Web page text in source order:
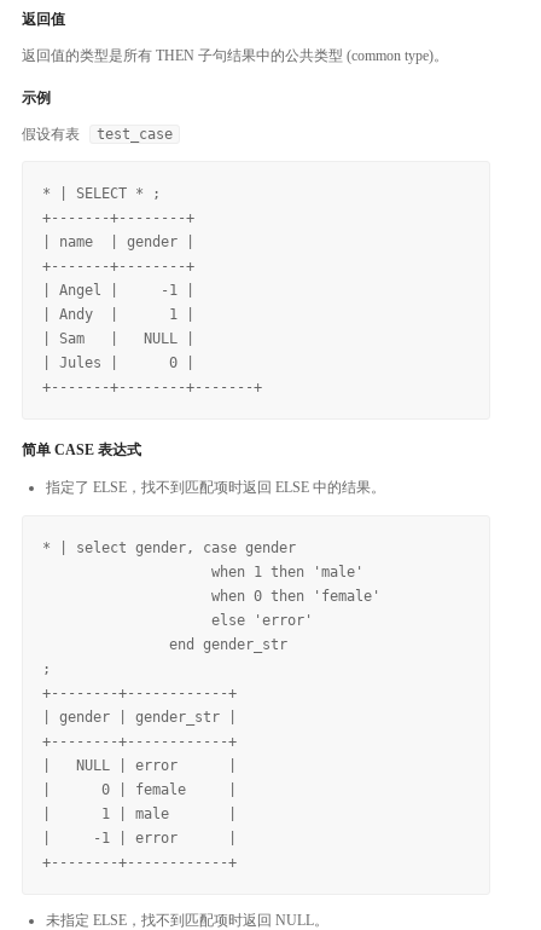
返回值
返回值的类型是所有 THEN 子句结果中的公共类型 (common type)。
示例
假设有表 test_case
* | SELECT * ;
+-------+--------+
| name  | gender |
+-------+--------+
| Angel |     -1 |
| Andy  |      1 |
| Sam   |   NULL |
| Jules |      0 |
简单 CASE 表达式
指定了 ELSE，找不到匹配项时返回 ELSE 中的结果。
* | select gender, case gender
                    when 1 then 'male'
                    when 0 then 'female'
                    else 'error'
               end gender_str
;
+--------+------------+
| gender | gender_str |
+--------+------------+
|   NULL | error      |
|      0 | female     |
|      1 | male       |
|     -1 | error      |
未指定 ELSE，找不到匹配项时返回 NULL。